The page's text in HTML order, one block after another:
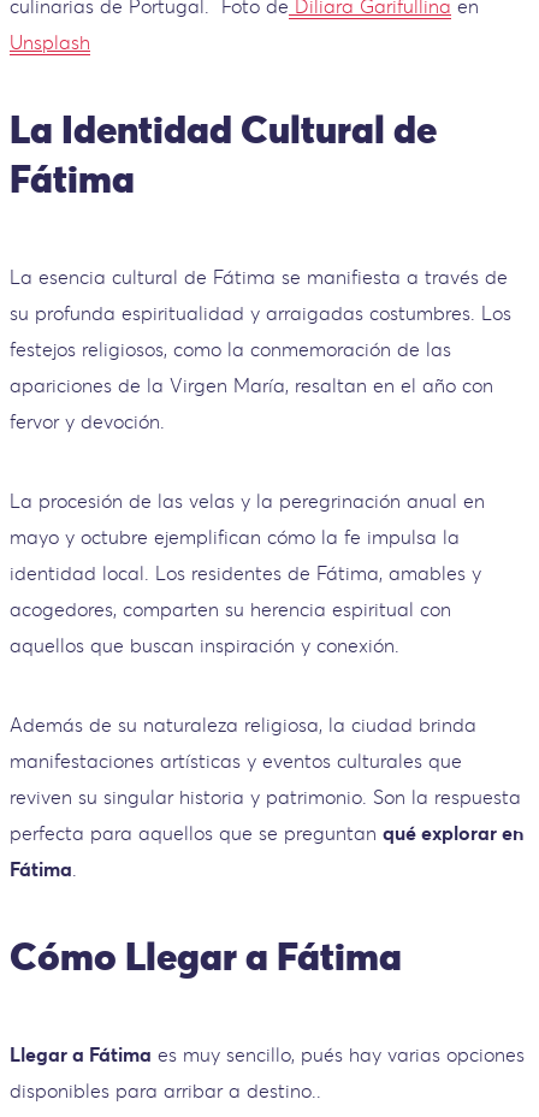
culinarias de Portugal. Foto de Diliara Garifullina en
Unsplash
La Identidad Cultural de
Fátima
La esencia cultural de Fátima se manifiesta a través de
su profunda espiritualidad y arraigadas costumbres. Los
festejos religiosos, como la conmemoración de las
apariciones de la Virgen María, resaltan en el año con
fervor y devoción.
La procesión de las velas y la peregrinación anual en
mayo y octubre ejemplifican cómo la fe impulsa la
identidad local. Los residentes de Fátima, amables y
acogedores, comparten su herencia espiritual con
aquellos que buscan inspiración y conexión.
Además de su naturaleza religiosa, la ciudad brinda
manifestaciones artísticas y eventos culturales que
reviven su singular historia y patrimonio. Son la respuesta
perfecta para aquellos que se preguntan qué explorar en
Fátima.
Cómo Llegar a Fátima
Llegar a Fátima es muy sencillo, pués hay varias opciones
disponibles para arribar a destino..